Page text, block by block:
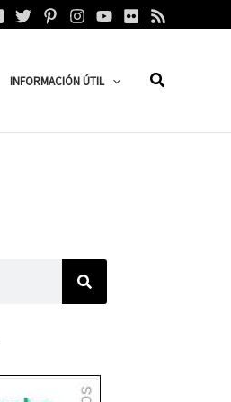
INFORMACIÓN ÚTIL